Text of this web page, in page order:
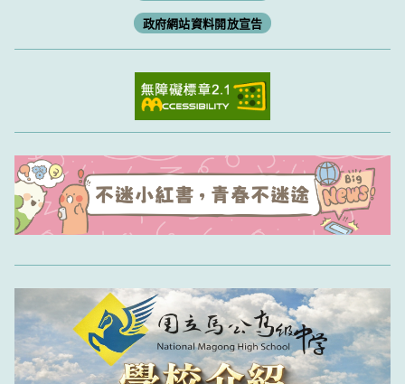
政府網站資料開放宣告